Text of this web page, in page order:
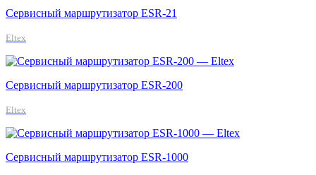
Сервисный маршрутизатор ESR-21
Eltex
Сервисный маршрутизатор ESR-200
Eltex
Сервисный маршрутизатор ESR-1000